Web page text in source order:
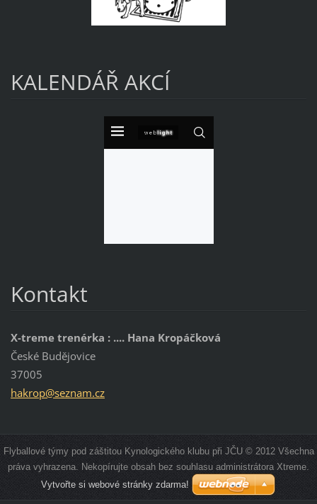
KALENDÁŘ AKCÍ
Kontakt
X-treme trenérka : .... Hana Kropáčková
České Budějovice
37005
hakrop@seznam.cz
Flyballové týmy pod záštitou Kynologického klubu při JČU © 2012 Všechna
práva vyhrazena. Nekopírujte obsah bez souhlasu administrátora Xtreme.
Vytvořte si webové stránky zdarma!